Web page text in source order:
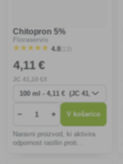
Chitopron 5%
Floraservis
4.8(13)
4,11 €
− + V košarico
Naravni proizvod, ki aktivira
odpornost rastlin proti